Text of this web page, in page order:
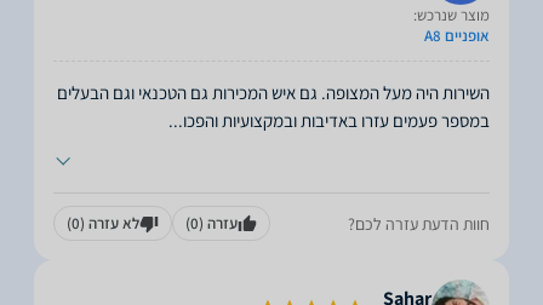
מוצר שנרכש:
אופניים A8
השירות היה מעל המצופה. גם איש המכירות גם הטכנאי וגם הבעלים
במספר פעמים עזרו באדיבות ובמקצועיות והפכו...
חוות הדעת עזרה לכם? עזרה (0) לא עזרה (0)
Sahar